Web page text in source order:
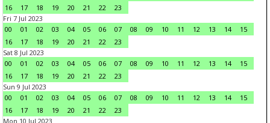
16
17 18 19 20 21 22
23
Fri 7 Jul 2023
00
01 02 03 04 05 06 07 08 09 10 11 12 13 14
15
16
17 18 19 20 21 22
23
Sat 8 Jul 2023
00
01 02 03 04 05 06 07 08 09 10 11 12 13 14
15
16
17 18 19 20 21 22
23
Sun 9 Jul 2023
00
01 02 03 04 05 06 07 08 09 10 11 12 13 14
15
16
17 18 19 20 21 22
23
Mon 10 Jul 2023